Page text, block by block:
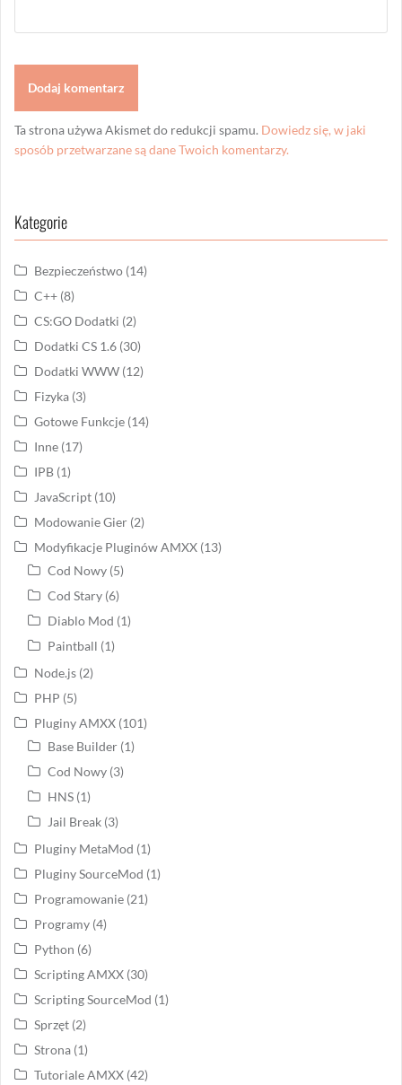
Ta strona używa Akismet do redukcji spamu. Dowiedz się, w jaki
sposób przetwarzane są dane Twoich komentarzy.
Kategorie
Bezpieczeństwo (14)
C++ (8)
CS:GO Dodatki (2)
Dodatki CS 1.6 (30)
Dodatki WWW (12)
Fizyka (3)
Gotowe Funkcje (14)
Inne (17)
IPB (1)
JavaScript (10)
Modowanie Gier (2)
Modyfikacje Pluginów AMXX (13)
Cod Nowy (5)
Cod Stary (6)
Diablo Mod (1)
Paintball (1)
Node.js (2)
PHP (5)
Pluginy AMXX (101)
Base Builder (1)
Cod Nowy (3)
HNS (1)
Jail Break (3)
Pluginy MetaMod (1)
Pluginy SourceMod (1)
Programowanie (21)
Programy (4)
Python (6)
Scripting AMXX (30)
Scripting SourceMod (1)
Sprzęt (2)
Strona (1)
Tutoriale AMXX (42)